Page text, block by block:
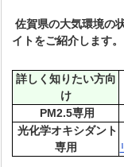
佐賀県の大気環境の
イトをご紹介します。
詳しく知りたい方向
け
PM2.5専用
光化学オキシダント
専用